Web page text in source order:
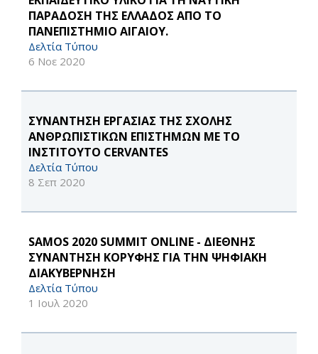
ΠΑΡΑΔΟΣΗ ΤΗΣ ΕΛΛΑΔΟΣ ΑΠΟ ΤΟ
ΠΑΝΕΠΙΣΤΗΜΙΟ ΑΙΓΑΙΟΥ.
Δελτία Τύπου
6 Νοε 2020
ΣΥΝΑΝΤΗΣΗ ΕΡΓΑΣΙΑΣ ΤΗΣ ΣΧΟΛΗΣ
ΑΝΘΡΩΠΙΣΤΙΚΩΝ ΕΠΙΣΤΗΜΩΝ ΜΕ ΤΟ
ΙΝΣΤΙΤΟΥΤΟ CERVANTES
Δελτία Τύπου
8 Σεπ 2020
SAMOS 2020 SUMMIT ONLINE - ΔΙΕΘΝΗΣ
ΣΥΝΑΝΤΗΣΗ ΚΟΡΥΦΗΣ ΓΙΑ ΤΗΝ ΨΗΦΙΑΚΗ
ΔΙΑΚΥΒΕΡΝΗΣΗ
Δελτία Τύπου
1 Ιουλ 2020